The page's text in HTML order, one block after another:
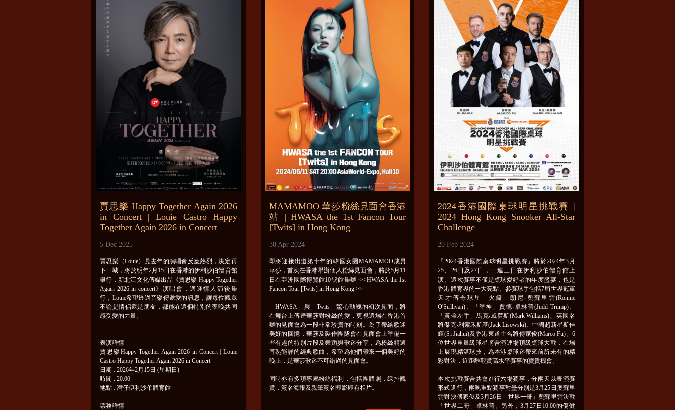
賈思樂 Happy Together Again 2026
in Concert | Louie Castro Happy
Together Again 2026 in Concert
5 Dec 2025
賈思樂（Louie）見去年的演唱會反應熱烈，決定再
下一城，將於明年2月15日在香港的伊利沙伯體育館
舉行，新北江文化傳媒出品《賈思樂 Happy Together
Again 2026 in concert》演唱會，適逢情人節後舉
行，Louie希望透過音樂傳遞愛的訊息，讓每位觀眾
不論是情侶還是朋友，都能在這個特別的夜晚共同
感受愛的力量。
表演詳情
賈思樂Happy Together Again 2026 in Concert | Louie
Castro Happy Together Again 2026 in Concert
日期 : 2026年2月15日 (星期日)
時間 : 20:00
地點 : 灣仔伊利沙伯體育館
票務詳情
MAMAMOO 華莎粉絲見面會香港
站 | HWASA the 1st Fancon Tour
[Twits] in Hong Kong
30 Apr 2024
即將迎接出道第十年的韓國女團MAMAMOO成員
華莎，首次在香港舉辦個人粉絲見面會，將於5月11
日在亞洲國際博覽館10號館舉辦 << HWASA the 1st
Fancon Tour [Twits] in Hong Kong >>
「HWASA」與「Twits」驚心動魄的初次見面，將
在舞台上傳達華莎對粉絲的愛，更視這場在香港首
辦的見面會為一段非常珍貴的時刻。為了帶給歌迷
美好的回憶，華莎及製作團隊會在見面會上準備一
些有趣的特別片段及舞蹈與歌迷分享，為粉絲精選
耳熟能詳的經典歌曲，希望為他們帶來一個美好的
晚上，是華莎歌迷不可錯過的見面會。
同時亦有多項專屬粉絲福利，包括團體照，綵排觀
賞，簽名海報及親筆簽名即影即有相片。
2024香港國際桌球明星挑戰賽 |
2024 Hong Kong Snooker All-Star
Challenge
20 Feb 2024
「2024香港國際桌球明星挑戰賽」將於2024年3月
25、26日及27日，一連三日在伊利沙伯體育館上
演。這次賽事不僅是桌球愛好者的年度盛宴，也是
香港體育界的一大亮點。參賽球手包括7屆世界冠軍
天才傳奇球星「火箭」朗尼‧奧蘇里雲(Ronnie
O'Sullivan)、「準神」賈德‧卓林普(Judd Trump)、
「黃金左手」馬克‧威廉斯(Mark Williams)、英國名
將傑克‧利索禾斯基(Jack Lisowski)、中國超新星斯佳
輝(Si Jiahui)及香港東道主名將傅家俊(Marco Fu)。6
位世界重量級球星將合演連場頂級桌球大戰，在場
上展現精湛球技，為本港桌球迷帶來前所未有的精
彩對決，近距離觀賞高水平賽事的寶貴機會。
本次挑戰賽合共會進行六場賽事，分兩天以表演賽
形式進行，兩晚重點賽事對壘分別是3月25日奧蘇里
雲對決傅家俊及3月26日「世界一哥」奧蘇里雲決戰
「世界二哥」卓林普。另外，3月27日10:00的傷健